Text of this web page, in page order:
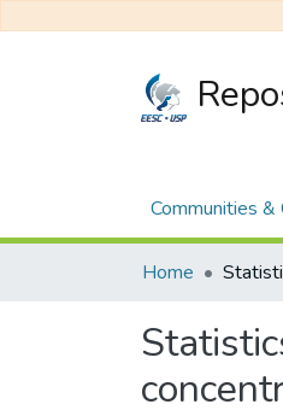
Communities &
Home